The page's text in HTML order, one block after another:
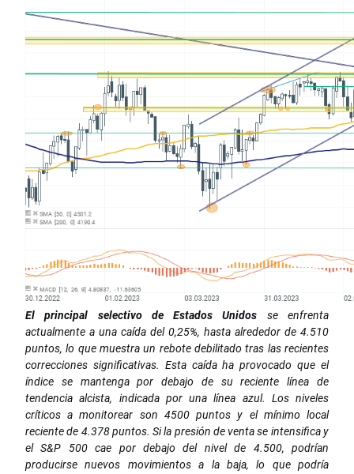
El principal selectivo de Estados Unidos se enfrenta
actualmente a una caída del 0,25%, hasta alrededor de 4.510
puntos, lo que muestra un rebote debilitado tras las recientes
correcciones significativas. Esta caída ha provocado que el
índice se mantenga por debajo de su reciente línea de
tendencia alcista, indicada por una línea azul. Los niveles
críticos a monitorear son 4500 puntos y el mínimo local
reciente de 4.378 puntos. Si la presión de venta se intensifica y
el S&P 500 cae por debajo del nivel de 4.500, podrían
producirse nuevos movimientos a la baja, lo que podría